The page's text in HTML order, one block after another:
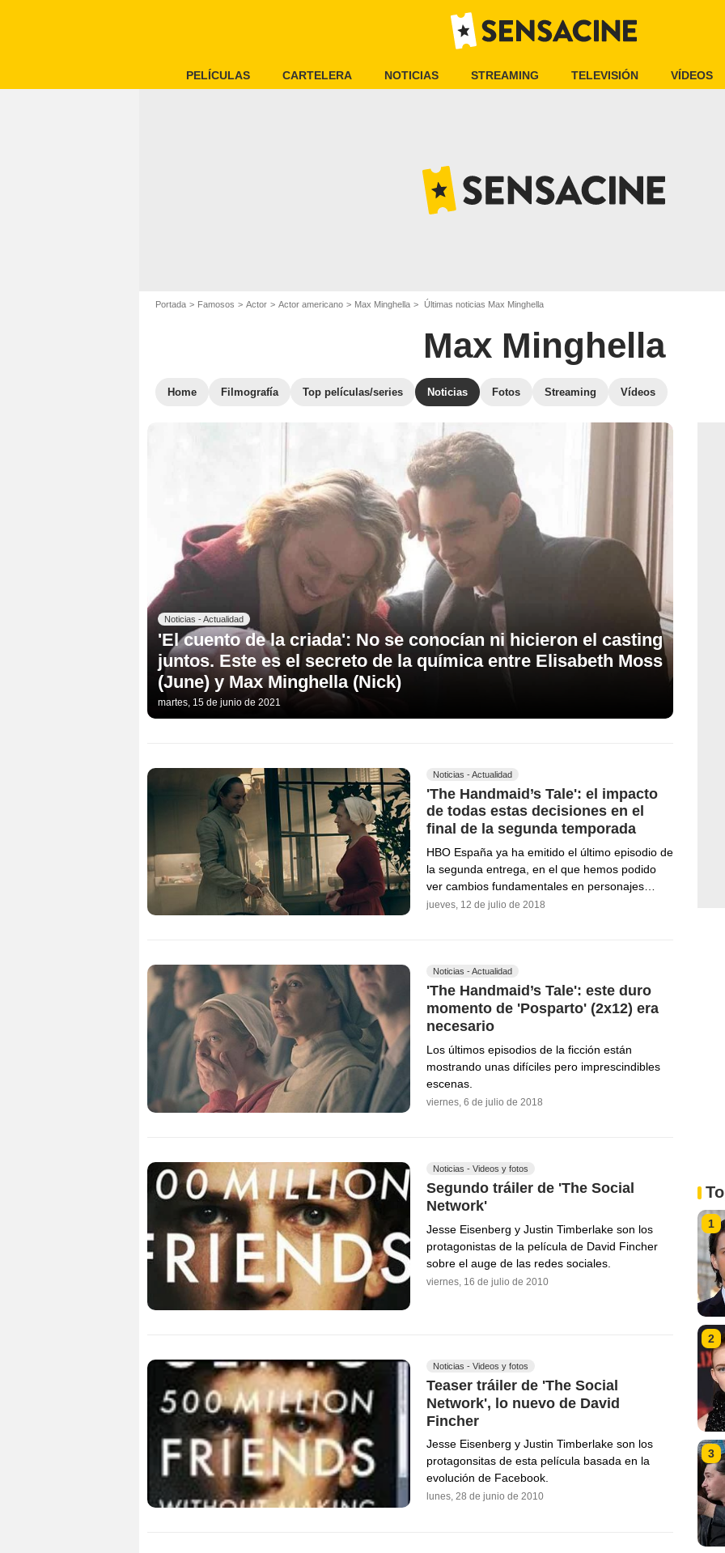
PELÍCULAS CARTELERA NOTICIAS STREAMING TELEVISIÓN VÍDEOS
Portada Famosos Actor Actor americano Max Minghella Últimas noticias Max Minghella
Max Minghella
Home Filmografía Top películas/series Noticias Fotos Streaming Vídeos
Noticias - Actualidad
'El cuento de la criada': No se conocían ni hicieron el casting
juntos. Este es el secreto de la química entre Elisabeth Moss
(June) y Max Minghella (Nick)
martes, 15 de junio de 2021
Noticias - Actualidad
'The Handmaid’s Tale': el impacto
de todas estas decisiones en el
final de la segunda temporada
HBO España ya ha emitido el último episodio de
la segunda entrega, en el que hemos podido
ver cambios fundamentales en personajes…
jueves, 12 de julio de 2018
Noticias - Actualidad
'The Handmaid’s Tale': este duro
momento de 'Posparto' (2x12) era
necesario
Los últimos episodios de la ficción están
mostrando unas difíciles pero imprescindibles
escenas.
viernes, 6 de julio de 2018
Noticias - Videos y fotos
Segundo tráiler de 'The Social
Network'
Jesse Eisenberg y Justin Timberlake son los
protagonistas de la película de David Fincher
sobre el auge de las redes sociales.
viernes, 16 de julio de 2010
Noticias - Videos y fotos
Teaser tráiler de 'The Social
Network', lo nuevo de David
Fincher
Jesse Eisenberg y Justin Timberlake son los
protagonsitas de esta película basada en la
evolución de Facebook.
lunes, 28 de junio de 2010
1
2
3